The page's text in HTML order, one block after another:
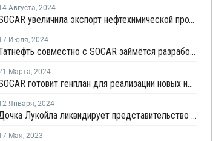
Августа, 2024
SOCAR увеличила экспорт нефтехимической продукции во втором квартале
Июля, 2024
Татнефть совместно с SOCAR займётся разработкой месторождения в Азербайджане
Марта, 2024
SOCAR готовит генплан для реализации новых инвестпроектов в нефтехимии Турции
Января, 2024
Дочка Лукойла ликвидирует представительство в Азербайджане
Мая, 2023